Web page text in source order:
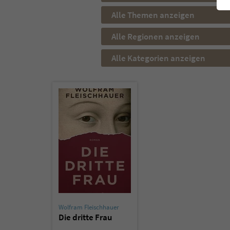
Alle Themen anzeigen
Alle Regionen anzeigen
Alle Kategorien anzeigen
Wolfram Fleischhauer
Die dritte Frau